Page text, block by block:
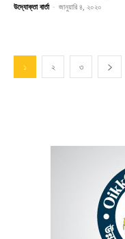
উদ্যোক্তা বার্তা - জানুয়ারি ৪, ২০২০
১ ২ ৩